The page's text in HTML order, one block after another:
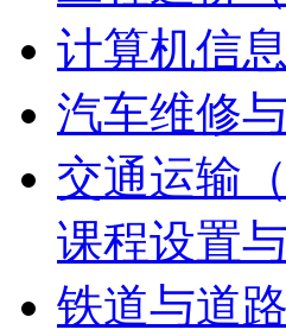
计算机信
汽车维修
交通运输
课程设置
铁道与道